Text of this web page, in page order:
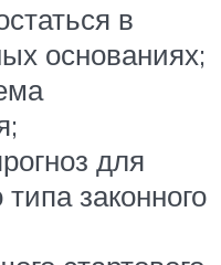
в
основаниях;
для
законного